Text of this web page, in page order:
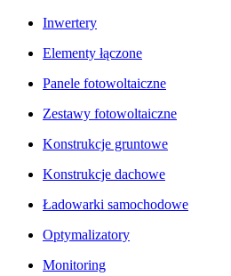
Inwertery
Elementy łączone
Panele fotowoltaiczne
Zestawy fotowoltaiczne
Konstrukcje gruntowe
Konstrukcje dachowe
Ładowarki samochodowe
Optymalizatory
Monitoring